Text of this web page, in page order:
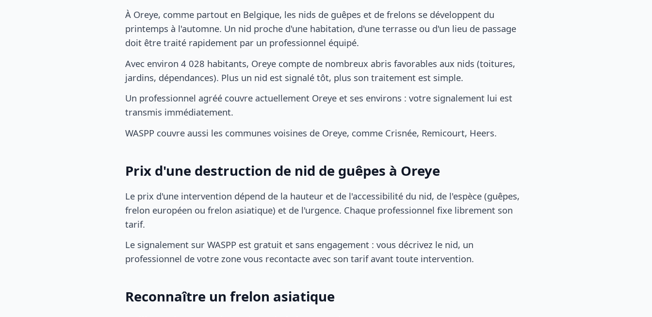
À Oreye, comme partout en Belgique, les nids de guêpes et de frelons se développent du
printemps à l'automne. Un nid proche d'une habitation, d'une terrasse ou d'un lieu de passage
doit être traité rapidement par un professionnel équipé.
Avec environ 4 028 habitants, Oreye compte de nombreux abris favorables aux nids (toitures,
jardins, dépendances). Plus un nid est signalé tôt, plus son traitement est simple.
Un professionnel agréé couvre actuellement Oreye et ses environs : votre signalement lui est
transmis immédiatement.
WASPP couvre aussi les communes voisines de Oreye, comme Crisnée, Remicourt, Heers.
Prix d'une destruction de nid de guêpes à Oreye
Le prix d'une intervention dépend de la hauteur et de l'accessibilité du nid, de l'espèce (guêpes,
frelon européen ou frelon asiatique) et de l'urgence. Chaque professionnel fixe librement son
tarif.
Le signalement sur WASPP est gratuit et sans engagement : vous décrivez le nid, un
professionnel de votre zone vous recontacte avec son tarif avant toute intervention.
Reconnaître un frelon asiatique